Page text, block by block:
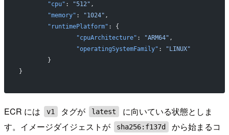
	"cpu"
: "512" ,
	"memory"
: "1024" ,
	"runtimePlatform"
: {
		"cpuArchitecture"
: "ARM64" ,
		"operatingSystemFamily"
:
"LINUX"
	}
}
ECR には v1 タグが latest
に向いている状態としま
す。イメージダイジェストが
sha256:f137d
から始まるコ